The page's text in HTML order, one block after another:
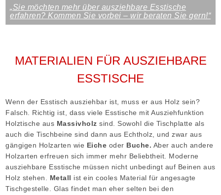
„Sie möchten mehr über ausziehbare Esstische
erfahren? Kommen Sie vorbei – wir beraten Sie gern!“
MATERIALIEN FÜR AUSZIEHBARE
ESSTISCHE
Wenn der Esstisch ausziehbar ist, muss er aus Holz sein?
Falsch. Richtig ist, dass viele Esstische mit Ausziehfunktion
Holztische aus Massivholzsind. Sowohl die Tischplatte als
auch die Tischbeine sind dann aus Echtholz, und zwar aus
gängigen Holzarten wie Eiche oder Buche. Aber auch andere
Holzarten erfreuen sich immer mehr Beliebtheit. Moderne
ausziehbare Esstische müssen nicht unbedingt auf Beinen aus
Holz stehen. Metall ist ein cooles Material für angesagte
Tischgestelle. Glas findet man eher selten bei den